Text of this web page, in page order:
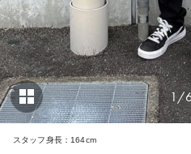
1/
スタッフ身長：164cm